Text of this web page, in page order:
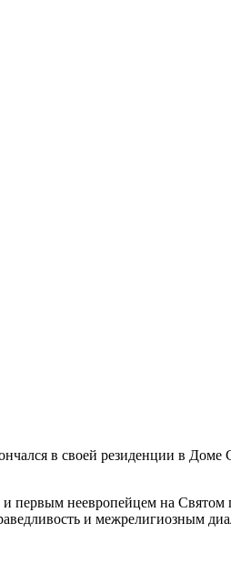
в своей резиденции в
неевропейцем на Святом
и межрелигиозным